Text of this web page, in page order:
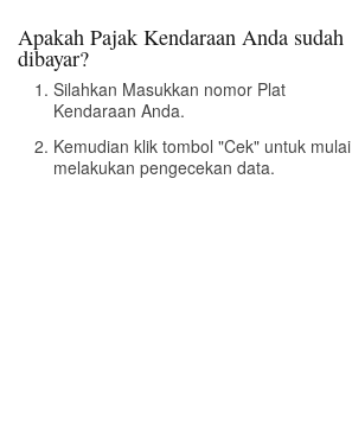
Apakah Pajak Kendaraan Anda sudah
dibayar?
Silahkan Masukkan nomor Plat
Kendaraan Anda.
Kemudian klik tombol "Cek" untuk mulai
melakukan pengecekan data.